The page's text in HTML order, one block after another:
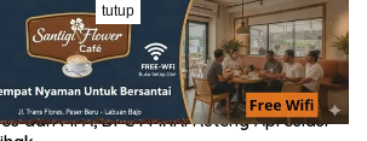
St. Paulus Ruteng Edukasi Kesehatan
OMK St. Imaculata Galong, Kota Komba
dan MPA, DPC PMKRI Ruteng Apresiasi
tutup